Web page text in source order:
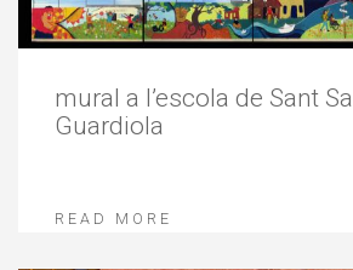
mural a l’escola de Sant
Guardiola
READ MORE